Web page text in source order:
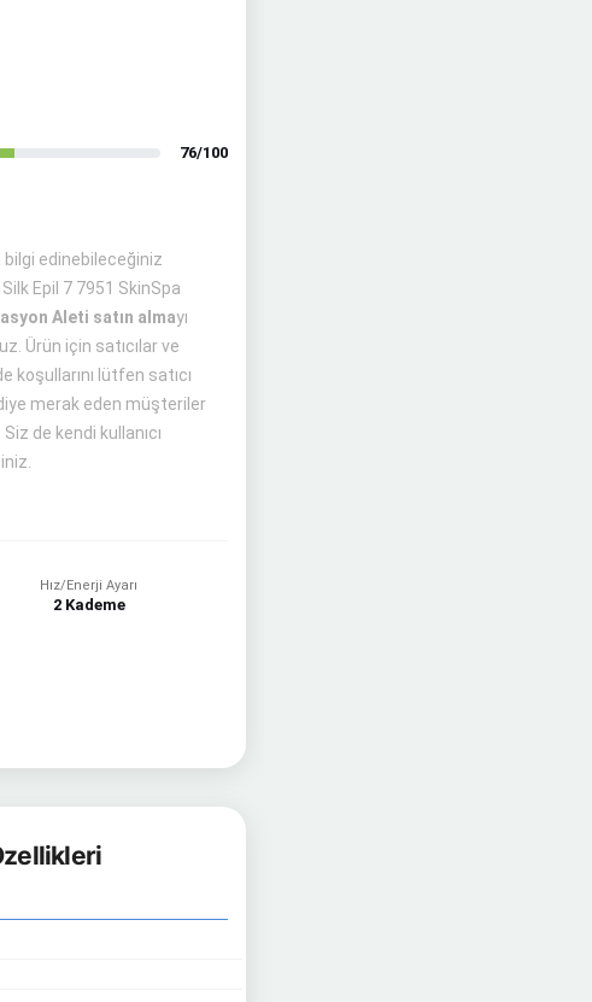
76/100
bilgi edinebileceğiniz
Epil 7 7951 SkinSpa
Aleti satın almayı
Ürün için satıcılar ve
lütfen satıcı
merak eden müşteriler
de kendi kullanıcı
Hız/Enerji Ayarı
2 Kademe